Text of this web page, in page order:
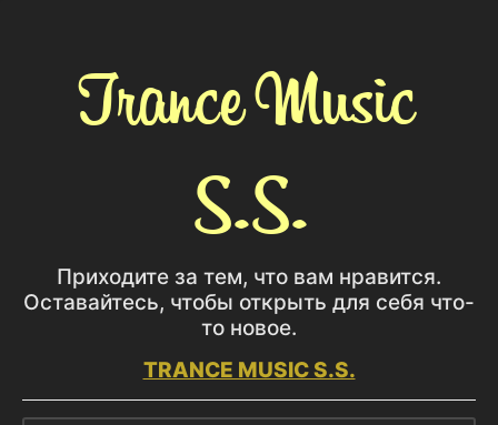
Trance Music
S.S.
Приходите за тем, что вам нравится.
Оставайтесь, чтобы открыть для себя что-
то новое.
TRANCE MUSIC S.S.